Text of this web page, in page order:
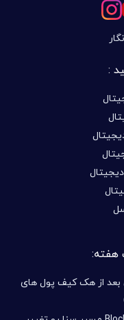
:
هفته:
بعد از هک کیف پول های